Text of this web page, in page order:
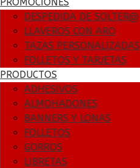
DESPEDIDA DE SOLTER@
LLAVEROS CON ARO
TAZAS PERSONALIZADAS
FOLLETOS Y TARJETAS
PRODUCTOS
ADHESIVOS
ALMOHADONES
BANNERS Y LONAS
FOLLETOS
GORROS
LIBRETAS